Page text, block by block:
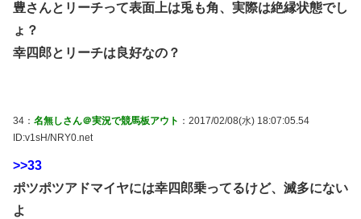
豊さんとリーチって表面上は兎も角、実際は絶縁状態でし
ょ？
幸四郎とリーチは良好なの？
34： 名無しさん＠実況で競馬板アウト ：2017/02/08(水) 18:07:05.54
ID:v1sH/NRY0.net
>>33
ポツポツアドマイヤには幸四郎乗ってるけど、滅多にない
よ